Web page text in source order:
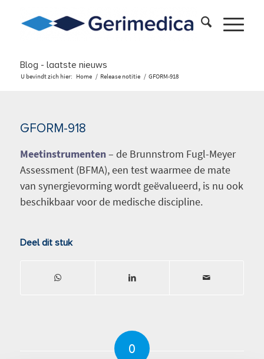
Blog - laatste nieuws
U bevindt zich hier: Home / Release notitie / GFORM-918
GFORM-918
Meetinstrumenten– de Brunnstrom Fugl-Meyer
Assessment (BFMA), een test waarmee de mate
van synergievorming wordt geëvalueerd, is nu ook
beschikbaar voor de medische discipline.
Deel dit stuk
0